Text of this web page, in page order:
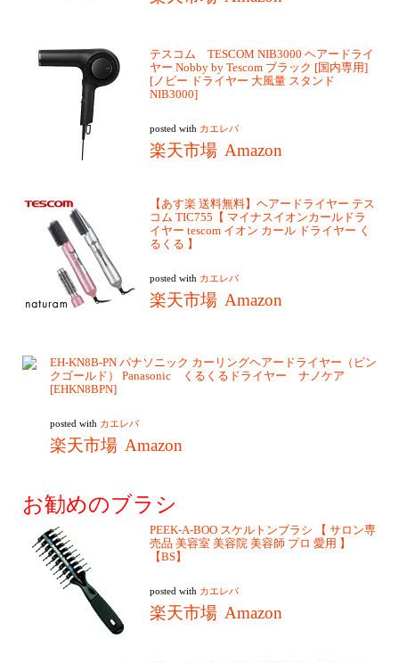
テスコム TESCOM NIB3000 ヘアードライ
ヤー Nobby by Tescom ブラック [国内専用]
[ノビー ドライヤー 大風量 スタンド
NIB3000]
posted with カエレバ
楽天市場 Amazon
【あす楽 送料無料】ヘアードライヤー テス
コム TIC755【 マイナスイオンカールドラ
イヤー tescom イオン カール ドライヤー く
るくる 】
posted with カエレバ
楽天市場 Amazon
EH-KN8B-PN パナソニック カーリングヘアードライヤー（ピン
クゴールド） Panasonic くるくるドライヤー ナノケア
[EHKN8BPN]
posted with カエレバ
楽天市場 Amazon
お勧めのブラシ
PEEK-A-BOO スケルトンブラシ 【 サロン専
売品 美容室 美容院 美容師 プロ 愛用 】
【BS】
posted with カエレバ
楽天市場 Amazon